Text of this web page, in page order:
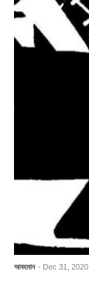
আবহমান - Dec 31, 2020